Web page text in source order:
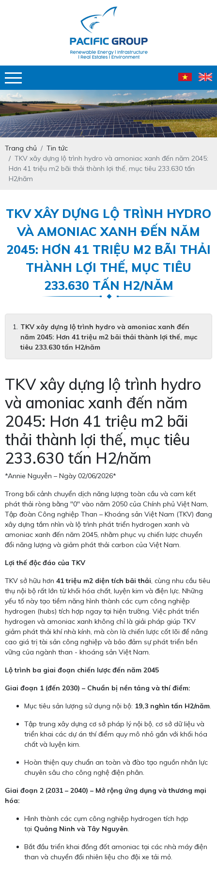
Trang chủ
Tin tức
TKV xây dựng lộ trình hydro và amoniac xanh đến năm 2045:
Hơn 41 triệu m2 bãi thải thành lợi thế, mục tiêu 233.630 tấn
H2/năm
TKV XÂY DỰNG LỘ TRÌNH HYDRO
VÀ AMONIAC XANH ĐẾN NĂM
2045: HƠN 41 TRIỆU M2 BÃI THẢI
THÀNH LỢI THẾ, MỤC TIÊU
233.630 TẤN H2/NĂM
TKV xây dựng lộ trình hydro và amoniac xanh đến
năm 2045: Hơn 41 triệu m2 bãi thải thành lợi thế, mục
tiêu 233.630 tấn H2/năm
TKV xây dựng lộ trình hydro
và amoniac xanh đến năm
2045: Hơn 41 triệu m2 bãi
thải thành lợi thế, mục tiêu
233.630 tấn H2/năm
*Annie Nguyễn – Ngày 02/06/2026*
Trong bối cảnh chuyển dịch năng lượng toàn cầu và cam kết
phát thải ròng bằng "0" vào năm 2050 của Chính phủ Việt Nam,
Tập đoàn Công nghiệp Than – Khoáng sản Việt Nam (TKV) đang
xây dựng tầm nhìn và lộ trình phát triển hydrogen xanh và
amoniac xanh đến năm 2045, nhằm phục vụ chiến lược chuyển
đổi năng lượng và giảm phát thải carbon của Việt Nam.
Lợi thế độc đáo của TKV
TKV sở hữu hơn 41 triệu m2 diện tích bãi thải, cùng nhu cầu tiêu
thụ nội bộ rất lớn từ khối hóa chất, luyện kim và điện lực. Những
yếu tố này tạo tiềm năng hình thành các cụm công nghiệp
hydrogen (hubs) tích hợp ngay tại hiện trường. Việc phát triển
hydrogen và amoniac xanh không chỉ là giải pháp giúp TKV
giảm phát thải khí nhà kính, mà còn là chiến lược cốt lõi để nâng
cao giá trị tài sản công nghiệp và bảo đảm sự phát triển bền
vững của ngành than - khoáng sản Việt Nam.
Lộ trình ba giai đoạn chiến lược đến năm 2045
Giai đoạn 1 (đến 2030) – Chuẩn bị nền tảng và thí điểm:
Mục tiêu sản lượng sử dụng nội bộ: 19,3 nghìn tấn H2/năm.
Tập trung xây dựng cơ sở pháp lý nội bộ, cơ sở dữ liệu và
triển khai các dự án thí điểm quy mô nhỏ gắn với khối hóa
chất và luyện kim.
Hoàn thiện quy chuẩn an toàn và đào tạo nguồn nhân lực
chuyên sâu cho công nghệ điện phân.
Giai đoạn 2 (2031 – 2040) – Mở rộng ứng dụng và thương mại
hóa:
Hình thành các cụm công nghiệp hydrogen tích hợp
tại Quảng Ninh và Tây Nguyên.
Bắt đầu triển khai đồng đốt amoniac tại các nhà máy điện
than và chuyển đổi nhiên liệu cho đội xe tải mỏ.